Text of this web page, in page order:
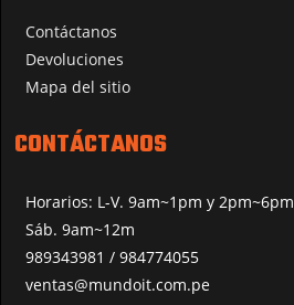
Contáctanos
Devoluciones
Mapa del sitio
CONTÁCTANOS
Horarios: L-V. 9am~1pm y 2pm~6pm
Sáb. 9am~12m
989343981 / 984774055
ventas@mundoit.com.pe